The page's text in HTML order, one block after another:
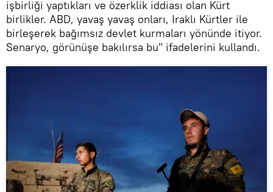
işbirliği yaptıkları ve özerklik iddiası olan Kürt
birlikler. ABD, yavaş yavaş onları, Iraklı Kürtler ile
birleşerek bağımsız devlet kurmaları yönünde itiyor.
Senaryo, görünüşe bakılırsa bu" ifadelerini kullandı.